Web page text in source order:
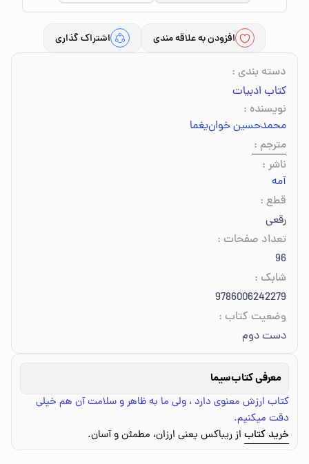
افزودن به علاقه مندی اشتراک گذاری
دسته بندی :
کتاب ادبیات
نویسنده :
محمدحسین خوان‌یغما
مترجم :
ناشر :
آمه
قطع :
رقعی
تعداد صفحات :
96
شابک :
9786006242279
وضعیت کتاب :
دست دوم
معرفی کتابسیما
کتاب ارزش معنوی دارد ، ولی ما به ظاهر و سلامت آن هم خیلی
دقت میکنیم.
خرید کتاب از ریباکس یعنی ارزان، مطمئن و آسان.